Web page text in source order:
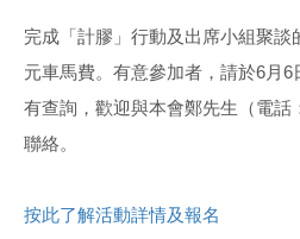
完成「計膠」行動及出席小組聚談
元車馬費。有意參加者，請於6月
有查詢，歡迎與本會鄭先生（電話
聯絡。
按此了解活動詳情及報名